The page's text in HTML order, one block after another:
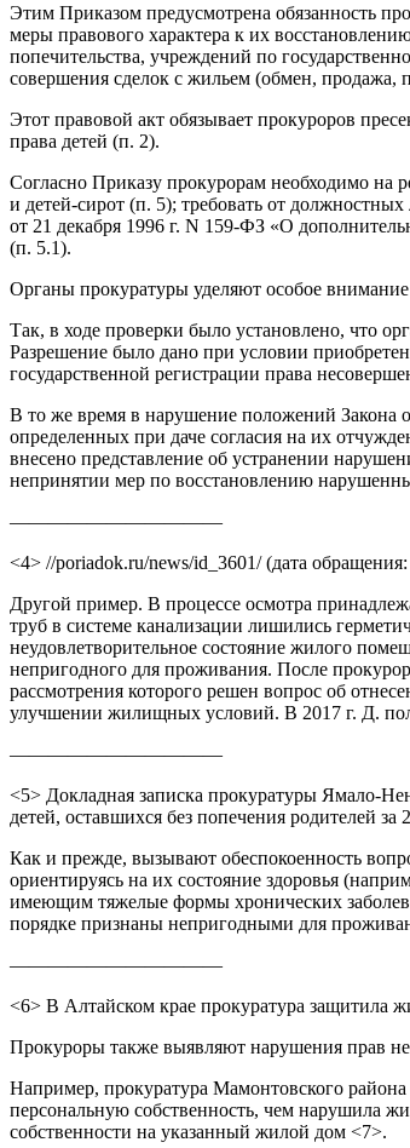
Этим Приказом предусмотрена обязанность
меры правового характера к их
попечительства, учреждений по
совершения сделок с жильем (обмен, продажа,
Этот правовой акт обязывает прокуроров
права детей (п. 2).
Согласно Приказу прокурорам необходимо на
и детей-сирот (п. 5); требовать от
от 21 декабря 1996 г. N 159-ФЗ «О
(п. 5.1).
Органы прокуратуры уделяют особое
Так, в ходе проверки было установлено, что
Разрешение было дано при условии
государственной регистрации права
В то же время в нарушение положений Закона
определенных при даче согласия на их
внесено представление об устранении
непринятии мер по восстановлению
———————————
<4> //poriadok.ru/news/id_3601/ (дата
Другой пример. В процессе осмотра
труб в системе канализации лишились
неудовлетворительное состояние жилого
непригодного для проживания. После
рассмотрения которого решен вопрос об
улучшении жилищных условий. В 2017 г. Д.
———————————
<5> Докладная записка прокуратуры Ямало-
детей, оставшихся без попечения родителей за
Как и прежде, вызывают обеспокоенность
ориентируясь на их состояние здоровья
имеющим тяжелые формы хронических
порядке признаны непригодными для
———————————
<6> В Алтайском крае прокуратура защитила
Прокуроры также выявляют нарушения прав
Например, прокуратура Мамонтовского
персональную собственность, чем нарушила
собственности на указанный жилой дом <7>.